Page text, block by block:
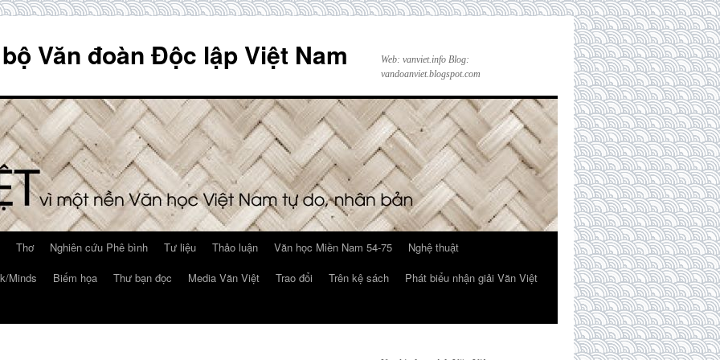
Văn đoàn Độc lập Việt Nam
Web: vanviet.info Blog:
vandoanviet.blogspot.com
Thơ Nghiên cứu Phê bình Tư liệu Thảo luận Văn học Miền Nam 54-75
Nghệ thuật
Minds Biếm họa Thư bạn đọc Media Văn Việt Trao đổi Trên kệ sách
Phát biểu nhận giải Văn Việt